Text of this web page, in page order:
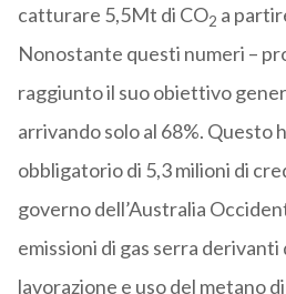
catturare 5,5Mt di CO2 a
Nonostante questi numeri –
raggiunto il suo obiettivo
arrivando solo al 68%. Questo
obbligatorio di 5,3 milioni di
governo dell’Australia
emissioni di gas serra derivanti
lavorazione e uso del metano